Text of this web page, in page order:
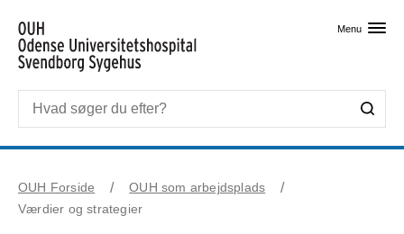
Menu
OUH Forside
OUH som arbejdsplads
Værdier og strategier